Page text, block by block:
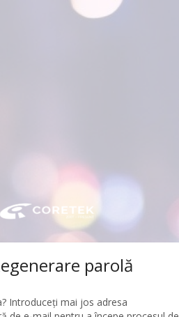
parolă
Introduceți mai jos adresa